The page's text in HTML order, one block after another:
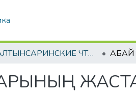
АЛТЫНСАРИНСКИЕ ЧТЕНИЯ. МАТЕРИАЛЫ МЕЖДУНАРОДНОЙ НАУЧНО-ПРАКТИЧЕСКОЙ КОНФЕРЕНЦИИ. "НЕПРЕРЫВНОСТЬ ПЕДАГОГИЧЕСКОГО ОБРАЗОВАНИЯ - ЗАЛОГ УСПЕШНОСТИ СОВРЕМЕННЫХ ПЕДАГОГОВ" КНИГА II